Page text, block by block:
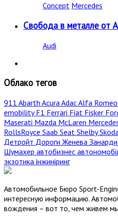
Concept Mercedes
Свобода в металле от
Audi
Облако тегов
911 Abarth AcuraAdacAlfa Romeo
emobilityF1 Ferrari Fiat Fisker
Maserati Mazda McLaren
RollsRoyce Saab Seat Shelby
Детройт Дороги Женева Занарди
Шумахер автобизнес
экзотика інжиніринг
Автомобильное Бюро Sport-
интересную информацию.
вождения – вот то, чем живем